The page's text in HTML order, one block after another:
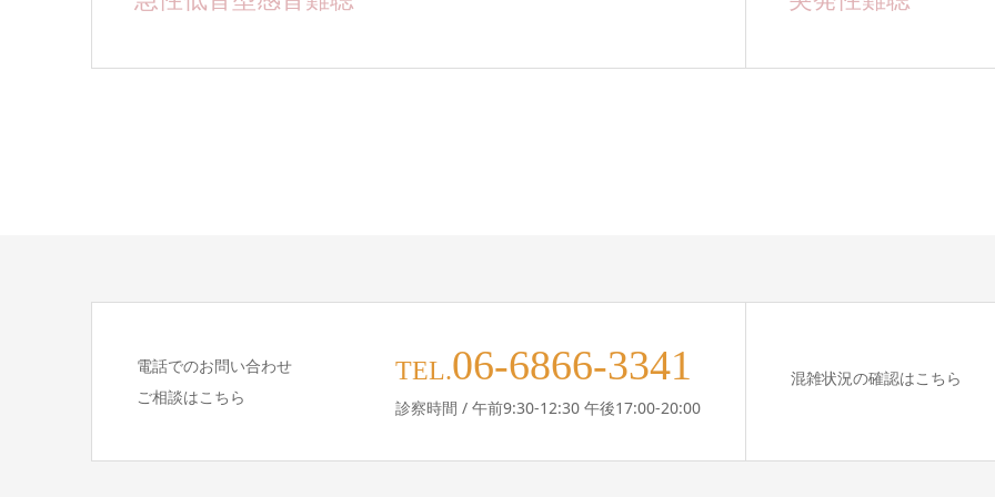
電話でのお問い合わせ
ご相談はこちら
TEL.06-6866-3341
診察時間 / 午前9:30-12:30 午後17:00-20:00
混雑状況の確認はこちら